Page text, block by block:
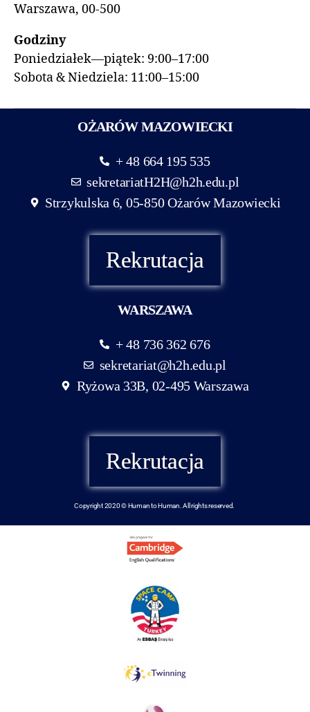
Warszawa, 00-500
Godziny
Poniedziałek—piątek: 9:00–17:00
Sobota & Niedziela: 11:00–15:00
OŻARÓW MAZOWIECKI
+ 48 664 195 535
sekretariatH2H@h2h.edu.pl
Strzykulska 6, 05-850 Ożarów Mazowiecki
Rekrutacja
WARSZAWA
+ 48 736 362 676
sekretariat@h2h.edu.pl
Ryżowa 33B, 02-495 Warszawa
Rekrutacja
Copyright 2020 © Human to Human. All rights reserved.